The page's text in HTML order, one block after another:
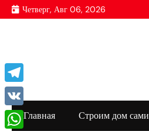
Перейти
к
Четверг, Авг 06, 2026
Главная Строим дом сами
Telegram
VK